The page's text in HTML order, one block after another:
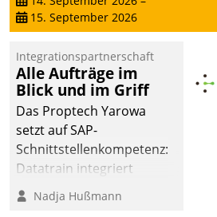
15. September 2026
Integrationspartnerschaft
Alle Aufträge im
Blick und im Griff
Das Proptech Yarowa
setzt auf SAP-
Schnittstellenkompetenz:
Datatrain integriert
Yarowas Portal zur
Vergabe und Verwaltung
Nadja Hußmann